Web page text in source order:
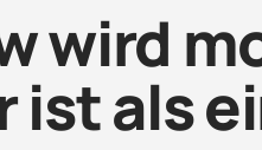
wird
ist als